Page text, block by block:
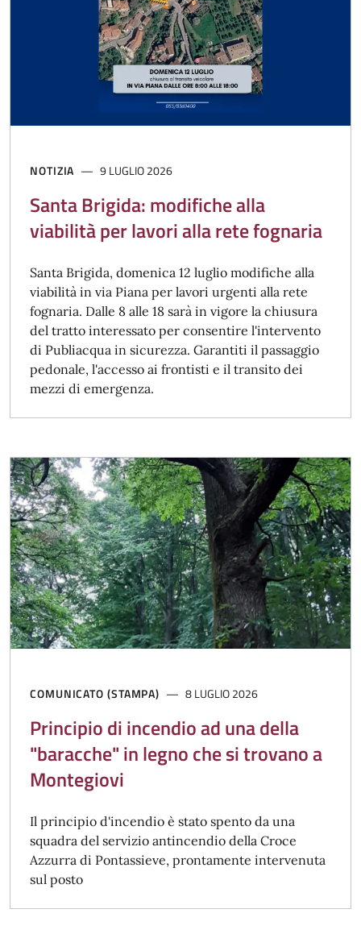
NOTIZIA 9 LUGLIO 2026
Santa Brigida: modifiche alla
viabilità per lavori alla rete fognaria
Santa Brigida, domenica 12 luglio modifiche alla
viabilità in via Piana per lavori urgenti alla rete
fognaria. Dalle 8 alle 18 sarà in vigore la chiusura
del tratto interessato per consentire l'intervento
di Publiacqua in sicurezza. Garantiti il passaggio
pedonale, l'accesso ai frontisti e il transito dei
mezzi di emergenza.
COMUNICATO (STAMPA) 8 LUGLIO 2026
Principio di incendio ad una della
"baracche" in legno che si trovano a
Montegiovi
Il principio d'incendio è stato spento da una
squadra del servizio antincendio della Croce
Azzurra di Pontassieve, prontamente intervenuta
sul posto